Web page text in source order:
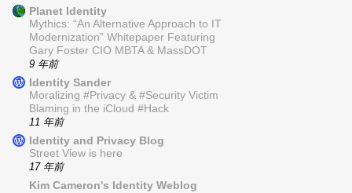
Planet Identity
Mythics: “An Alternative Approach to IT
Modernization” Whitepaper Featuring
Gary Foster CIO MBTA & MassDOT
9 年前
Identity Sander
Moralizing #Privacy & #Security Victim
Blaming in the iCloud #Hack
11 年前
Identity and Privacy Blog
Street View is here
17 年前
Kim Cameron's Identity Weblog